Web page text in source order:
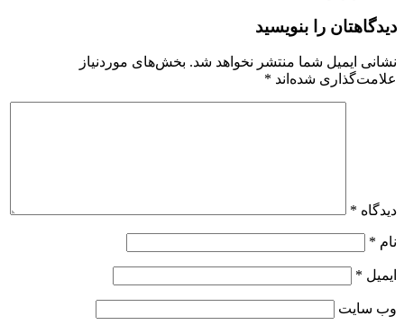
دیدگاهتان را بنویسید
نشانی ایمیل شما منتشر نخواهد شد. بخش‌های موردنیاز
علامت‌گذاری شده‌اند *
دیدگاه *
نام *
ایمیل *
وب‌ سایت